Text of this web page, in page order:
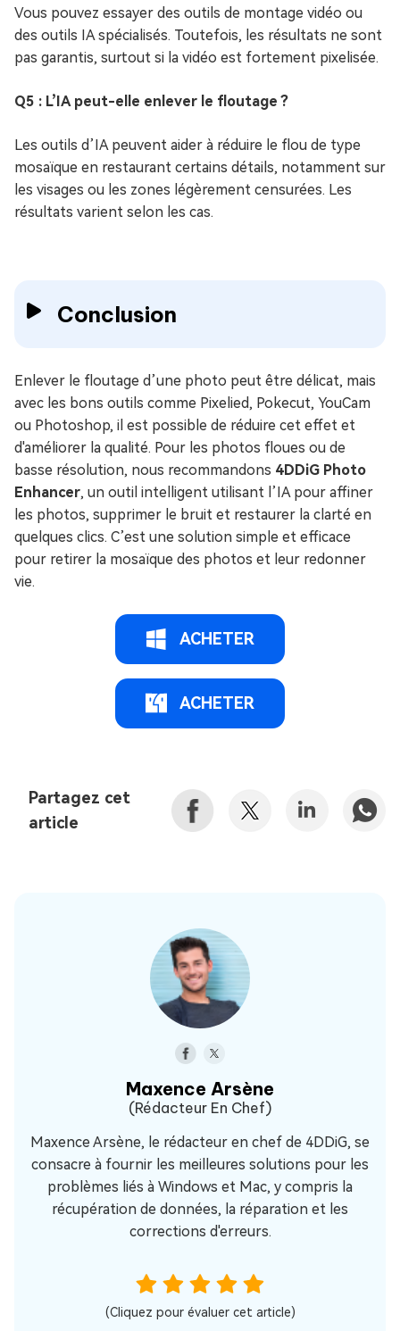
Vous pouvez essayer des outils de montage vidéo ou
des outils IA spécialisés. Toutefois, les résultats ne sont
pas garantis, surtout si la vidéo est fortement pixelisée.
Q5 : L’IA peut-elle enlever le floutage ?
Les outils d’IA peuvent aider à réduire le flou de type
mosaïque en restaurant certains détails, notamment sur
les visages ou les zones légèrement censurées. Les
résultats varient selon les cas.
Conclusion
Enlever le floutage d’une photo peut être délicat, mais
avec les bons outils comme Pixelied, Pokecut, YouCam
ou Photoshop, il est possible de réduire cet effet et
d'améliorer la qualité. Pour les photos floues ou de
basse résolution, nous recommandons 4DDiG Photo
Enhancer, un outil intelligent utilisant l’IA pour affiner
les photos, supprimer le bruit et restaurer la clarté en
quelques clics. C’est une solution simple et efficace
pour retirer la mosaïque des photos et leur redonner
vie.
ACHETER
ACHETER
Partagez cet
article
Maxence Arsène
(Rédacteur En Chef)
Maxence Arsène, le rédacteur en chef de 4DDiG, se
consacre à fournir les meilleures solutions pour les
problèmes liés à Windows et Mac, y compris la
récupération de données, la réparation et les
corrections d'erreurs.
(Cliquez pour évaluer cet article)